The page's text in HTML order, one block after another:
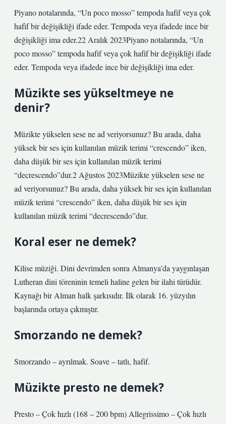
Piyano notalarında, “Un poco mosso” tempoda hafif veya çok
hafif bir değişikliği ifade eder. Tempoda veya ifadede ince bir
değişikliği ima eder.22 Aralık 2023Piyano notalarında, “Un
poco mosso” tempoda hafif veya çok hafif bir değişikliği ifade
eder. Tempoda veya ifadede ince bir değişikliği ima eder.
Müzikte ses yükseltmeye ne
denir?
Müzikte yükselen sese ne ad veriyorsunuz? Bu arada, daha
yüksek bir ses için kullanılan müzik terimi “crescendo” iken,
daha düşük bir ses için kullanılan müzik terimi
“decrescendo”dur.2 Ağustos 2023Müzikte yükselen sese ne
ad veriyorsunuz? Bu arada, daha yüksek bir ses için kullanılan
müzik terimi “crescendo” iken, daha düşük bir ses için
kullanılan müzik terimi “decrescendo”dur.
Koral eser ne demek?
Kilise müziği. Dini devrimden sonra Almanya’da yaygınlaşan
Lutheran dini töreninin temeli haline gelen bir ilahi türüdür.
Kaynağı bir Alman halk şarkısıdır. İlk olarak 16. yüzyılın
başlarında ortaya çıkmıştır.
Smorzando ne demek?
Smorzando – ayrılmak. Soave – tatlı, hafif.
Müzikte presto ne demek?
Presto – Çok hızlı (168 – 200 bpm) Allegrissimo – Çok hızlı